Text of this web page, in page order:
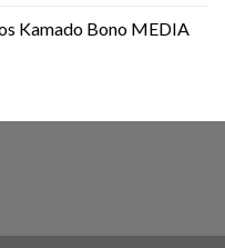
Kamado Bono MEDIA